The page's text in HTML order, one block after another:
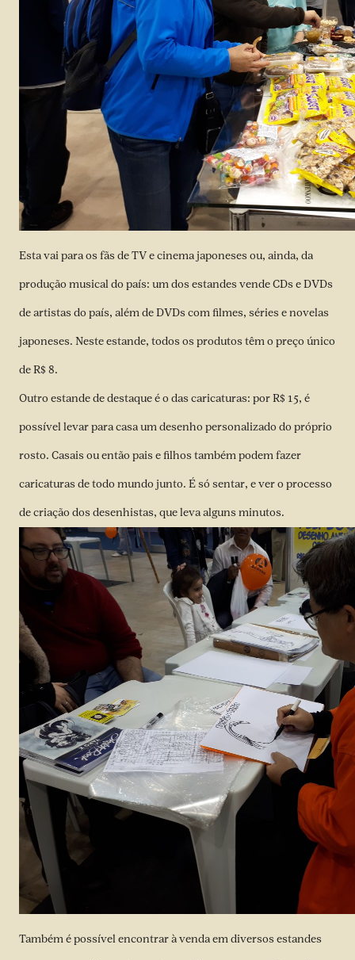
Esta vai para os fãs de TV e cinema japoneses ou, ainda, da
produção musical do país: um dos estandes vende CDs e DVDs
de artistas do país, além de DVDs com filmes, séries e novelas
japoneses. Neste estande, todos os produtos têm o preço único
de R$ 8.
Outro estande de destaque é o das caricaturas: por R$ 15, é
possível levar para casa um desenho personalizado do próprio
rosto. Casais ou então pais e filhos também podem fazer
caricaturas de todo mundo junto. É só sentar, e ver o processo
de criação dos desenhistas, que leva alguns minutos.
Também é possível encontrar à venda em diversos estandes